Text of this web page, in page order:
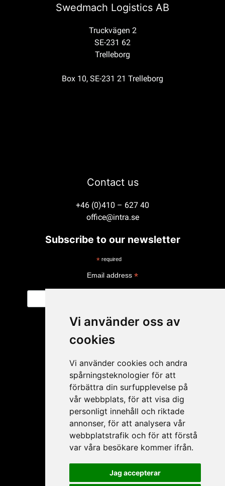
Vi använder oss av
cookies
Vi använder cookies och andra
spårningsteknologier för att
förbättra din surfupplevelse på
vår webbplats, för att visa dig
personligt innehåll och riktade
annonser, för att analysera vår
webbplatstrafik och för att förstå
var våra besökare kommer ifrån.
Jag accepterar
Swedmach Logistics AB
Truckvägen 2
SE-231 62
Trelleborg
Box 10, SE-231 21 Trelleborg
Contact us
+46 (0)410 – 627 40
office@intra.se
Subscribe to our newsletter
* required
Email address *
My account
Apply for resale
My account
Forgot password
My products